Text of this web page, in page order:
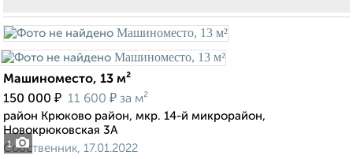
1
Машиноместо, 13 м²
150 000 ₽ 11 600 ₽ за м²
район Крюково район, мкр. 14-й микрорайон,
Новокрюковская 3А
Собственник, 17.01.2022